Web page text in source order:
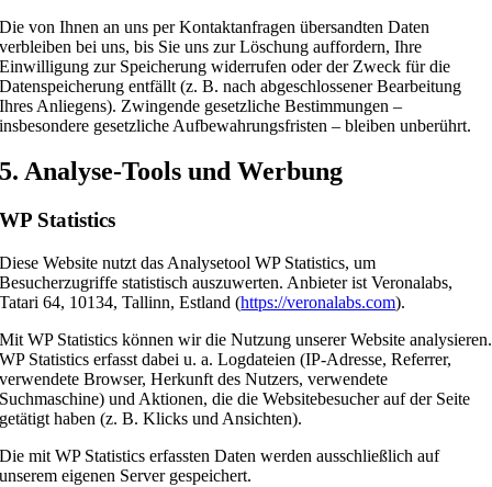
Die von Ihnen an uns per Kontaktanfragen übersandten Daten
verbleiben bei uns, bis Sie uns zur Löschung auffordern, Ihre
Einwilligung zur Speicherung widerrufen oder der Zweck für die
Datenspeicherung entfällt (z. B. nach abgeschlossener Bearbeitung
Ihres Anliegens). Zwingende gesetzliche Bestimmungen –
insbesondere gesetzliche Aufbewahrungsfristen – bleiben unberührt.
5. Analyse-Tools und Werbung
WP Statistics
Diese Website nutzt das Analysetool WP Statistics, um
Besucherzugriffe statistisch auszuwerten. Anbieter ist Veronalabs,
Tatari 64, 10134, Tallinn, Estland (https://veronalabs.com).
Mit WP Statistics können wir die Nutzung unserer Website analysieren.
WP Statistics erfasst dabei u. a. Logdateien (IP-Adresse, Referrer,
verwendete Browser, Herkunft des Nutzers, verwendete
Suchmaschine) und Aktionen, die die Websitebesucher auf der Seite
getätigt haben (z. B. Klicks und Ansichten).
Die mit WP Statistics erfassten Daten werden ausschließlich auf
unserem eigenen Server gespeichert.